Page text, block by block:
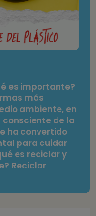
es importante?
más
ambiente, en
consciente de la
ha convertido
para cuidar
es reciclar y
Reciclar